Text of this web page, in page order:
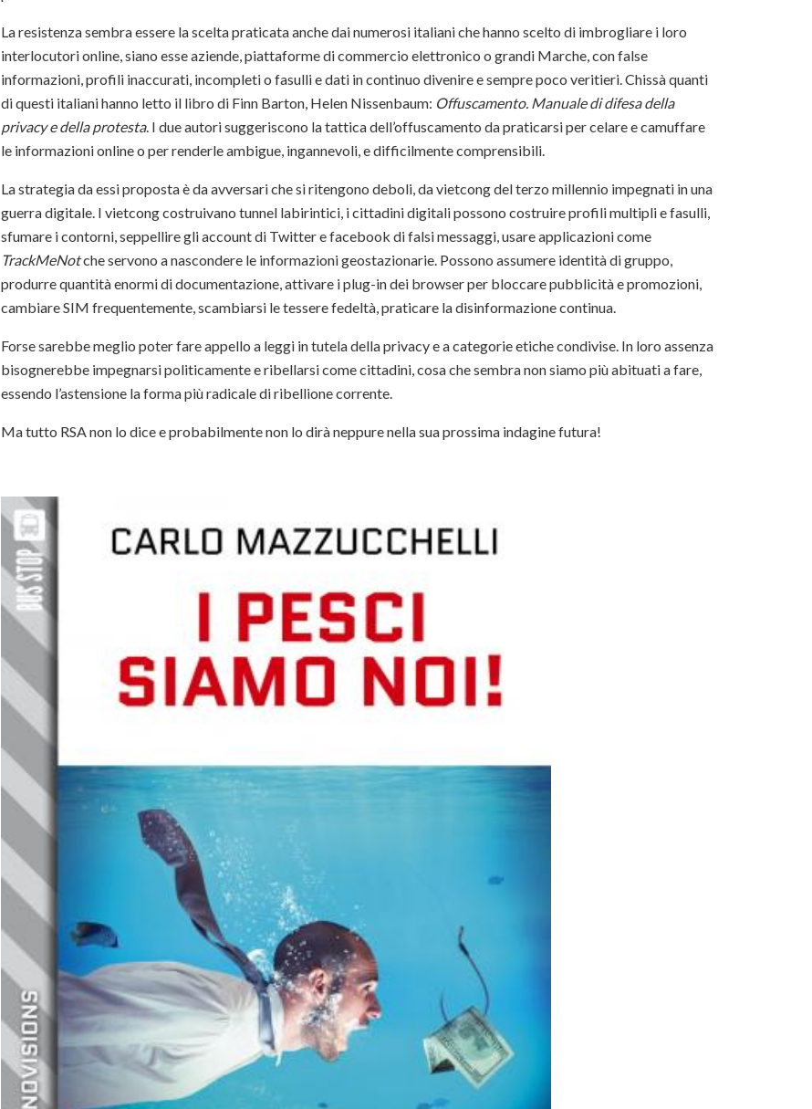
La resistenza sembra essere la scelta praticata anche dai numerosi italiani che hanno scelto di imbrogliare i loro
interlocutori online, siano esse aziende, piattaforme di commercio elettronico o grandi Marche, con false
informazioni, profili inaccurati, incompleti o fasulli e dati in continuo divenire e sempre poco veritieri. Chissà quanti
di questi italiani hanno letto il libro di Finn Barton, Helen Nissenbaum: Offuscamento. Manuale di difesa della
privacy e della protesta. I due autori suggeriscono la tattica dell’offuscamento da praticarsi per celare e camuffare
le informazioni online o per renderle ambigue, ingannevoli, e difficilmente comprensibili.
La strategia da essi proposta è da avversari che si ritengono deboli, da vietcong del terzo millennio impegnati in una
guerra digitale. I vietcong costruivano tunnel labirintici, i cittadini digitali possono costruire profili multipli e fasulli,
sfumare i contorni, seppellire gli account di Twitter e facebook di falsi messaggi, usare applicazioni come
TrackMeNotche servono a nascondere le informazioni geostazionarie. Possono assumere identità di gruppo,
produrre quantità enormi di documentazione, attivare i plug-in dei browser per bloccare pubblicità e promozioni,
cambiare SIM frequentemente, scambiarsi le tessere fedeltà, praticare la disinformazione continua.
Forse sarebbe meglio poter fare appello a leggi in tutela della privacy e a categorie etiche condivise. In loro assenza
bisognerebbe impegnarsi politicamente e ribellarsi come cittadini, cosa che sembra non siamo più abituati a fare,
essendo l’astensione la forma più radicale di ribellione corrente.
Ma tutto RSA non lo dice e probabilmente non lo dirà neppure nella sua prossima indagine futura!